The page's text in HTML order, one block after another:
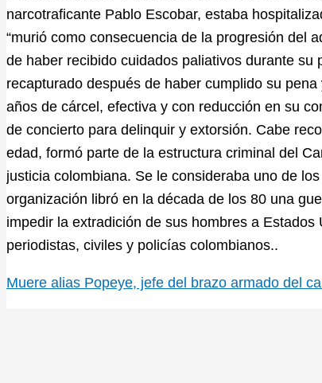
narcotraficante Pablo Escobar, estaba
“murió como consecuencia de la progresión del
de haber recibido cuidados paliativos durante su
recapturado después de haber cumplido su
años de cárcel, efectiva y con reducción en su
de concierto para delinquir y extorsión. Cabe
edad, formó parte de la estructura criminal del
justicia colombiana. Se le consideraba uno de
organización libró en la década de los 80 una
impedir la extradición de sus hombres a
periodistas, civiles y policías colombianos..
Muere alias Popeye, jefe del brazo armado del